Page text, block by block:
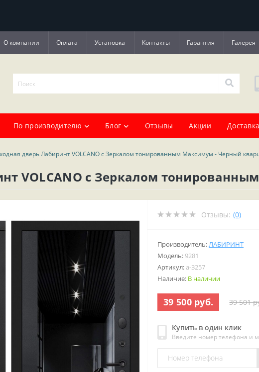
О компании Оплата Установка Контакты Гарантия Галерея
По производителю Блог Отзывы Акции
дверь Лабиринт VOLCANO с Зеркалом тонированным Максимум - Черный
VOLCANO с Зеркалом
Отзывы: (0)
Производитель: ЛАБИРИНТ
Модель: 9281
Артикул: a-3257
Наличие: В наличии
39 500 руб. 39 501
Купить в один клик
Введите номер телефона и